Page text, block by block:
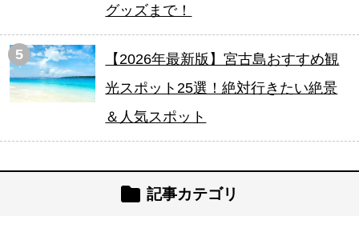
グッズまで！
5
【2026年最新版】宮古島おすすめ観
光スポット25選！絶対行きたい絶景
＆人気スポット
記事カテゴリ